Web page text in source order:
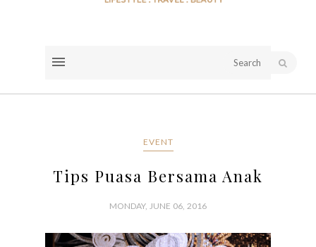
EVENT
Tips Puasa Bersama Anak
MONDAY, JUNE 06, 2016